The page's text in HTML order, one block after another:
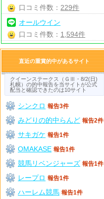
口コミ件数： 229件
オールウイン
口コミ件数： 1,594件
直近の重賞的中があるサイト
クイーンステークス（ＧⅢ・8/2(日)
札幌）の的中報告を当サイトが公式
配当と確認できたのは10サイト
シンクロ 報告3件
みどりの的中らんど 報告2件
サキガケ 報告1件
OMAKASE 報告1件
競馬リベンジャーズ 報告1件
レープロ 報告1件
ハーレム競馬 報告1件